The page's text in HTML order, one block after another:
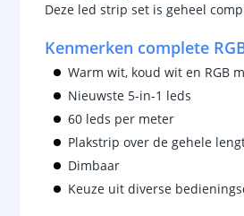
Deze led strip set is geheel
Kenmerken complete
Warm wit, koud wit en RGB
Nieuwste 5-in-1 leds
60 leds per meter
Plakstrip over de gehele
Dimbaar
Keuze uit diverse